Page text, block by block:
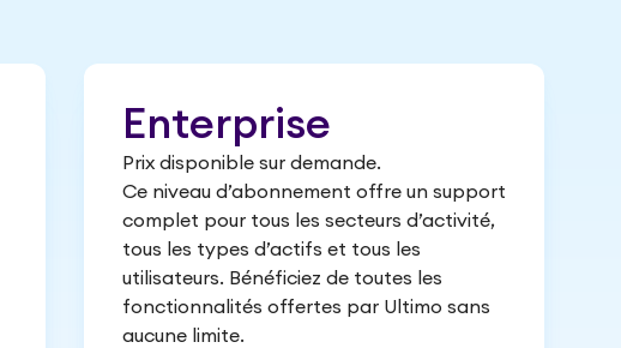
Enterprise
Prix disponible sur demande.
Ce niveau d’abonnement offre un support
complet pour tous les secteurs d’activité,
tous les types d’actifs et tous les
utilisateurs. Bénéficiez de toutes les
fonctionnalités offertes par Ultimo sans
aucune limite.